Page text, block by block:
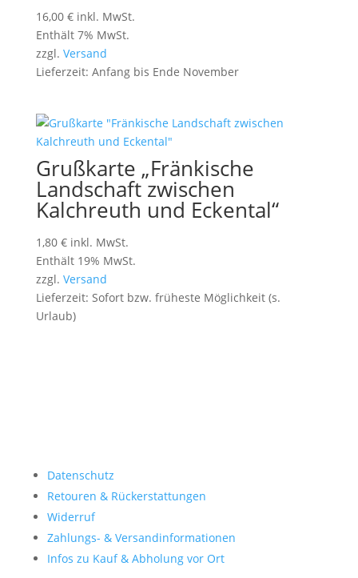
16,00 € inkl. MwSt.
Enthält 7% MwSt.
zzgl. Versand
Lieferzeit: Anfang bis Ende November
Grußkarte „Fränkische
Landschaft zwischen
Kalchreuth und Eckental“
1,80 € inkl. MwSt.
Enthält 19% MwSt.
zzgl. Versand
Lieferzeit: Sofort bzw. früheste Möglichkeit (s.
Urlaub)
Datenschutz
Retouren & Rückerstattungen
Widerruf
Zahlungs- & Versandinformationen
Infos zu Kauf & Abholung vor Ort